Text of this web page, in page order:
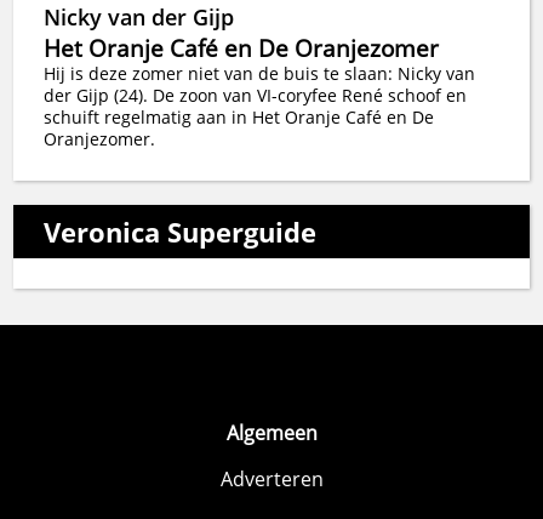
Nicky van der Gijp
Het Oranje Café en De Oranjezomer
Hij is deze zomer niet van de buis te slaan: Nicky van
der Gijp (24). De zoon van VI-coryfee René schoof en
schuift regelmatig aan in Het Oranje Café en De
Oranjezomer.
Veronica Superguide
Algemeen
Adverteren